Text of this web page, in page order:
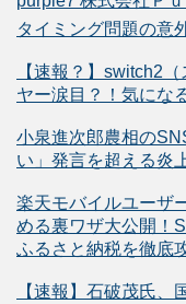
タイミング問題の意
【速報？】switch2
ヤー涙目？！気にな
小泉進次郎農相の
い」発言を超える炎
楽天モバイルユーザ
める裏ワザ大公開！
ふるさと納税を徹底
【速報】石破茂氏